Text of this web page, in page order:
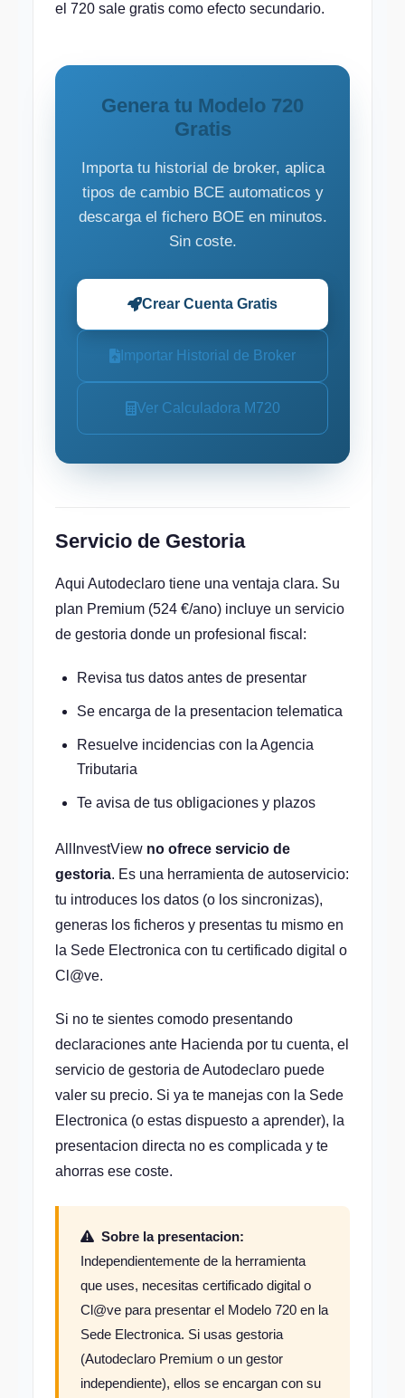
el 720 sale gratis como efecto secundario.
Genera tu Modelo 720
Gratis
Importa tu historial de broker, aplica
tipos de cambio BCE automaticos y
descarga el fichero BOE en minutos.
Sin coste.
Crear Cuenta Gratis
Importar Historial de Broker
Ver Calculadora M720
Servicio de Gestoria
Aqui Autodeclaro tiene una ventaja clara. Su
plan Premium (524 €/ano) incluye un servicio
de gestoria donde un profesional fiscal:
Revisa tus datos antes de presentar
Se encarga de la presentacion telematica
Resuelve incidencias con la Agencia
Tributaria
Te avisa de tus obligaciones y plazos
AllInvestView no ofrece servicio de
gestoria. Es una herramienta de autoservicio:
tu introduces los datos (o los sincronizas),
generas los ficheros y presentas tu mismo en
la Sede Electronica con tu certificado digital o
Cl@ve.
Si no te sientes comodo presentando
declaraciones ante Hacienda por tu cuenta, el
servicio de gestoria de Autodeclaro puede
valer su precio. Si ya te manejas con la Sede
Electronica (o estas dispuesto a aprender), la
presentacion directa no es complicada y te
ahorras ese coste.
Sobre la presentacion:
Independientemente de la herramienta
que uses, necesitas certificado digital o
Cl@ve para presentar el Modelo 720 en la
Sede Electronica. Si usas gestoria
(Autodeclaro Premium o un gestor
independiente), ellos se encargan con su